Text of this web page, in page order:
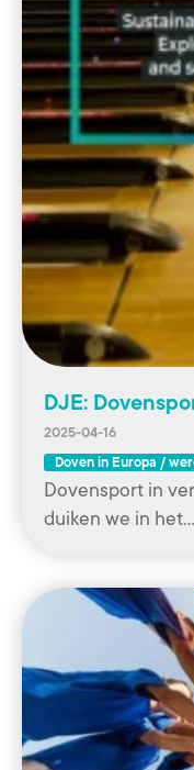
DJE:
2025-04-16
Doven in Europa /
Dovensport in
duiken we in het…